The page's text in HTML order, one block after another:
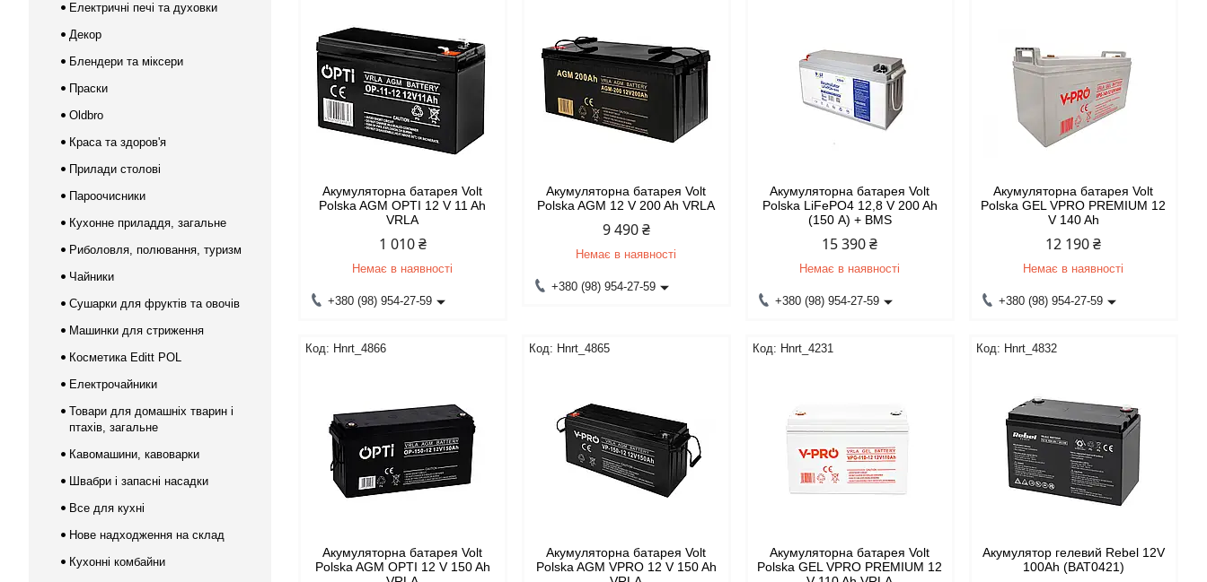
Акумуляторна батарея Volt
Polska AGM OPTI 12 V 11 Ah
VRLA
1 010 ₴
Немає в наявності
+380 (98) 954-27-59
Акумуляторна батарея Volt
Polska AGM 12 V 200 Ah VRLA
9 490 ₴
Немає в наявності
+380 (98) 954-27-59
Акумуляторна батарея Volt
Polska LiFePO4 12,8 V 200 Ah
(150 А) + BMS
15 390 ₴
Немає в наявності
+380 (98) 954-27-59
Акумуляторна батарея Volt
Polska GEL VPRO PREMIUM 12
V 140 Ah
12 190 ₴
Немає в наявності
+380 (98) 954-27-59
Hnrt_4866
Акумуляторна батарея Volt
Polska AGM OPTI 12 V 150 Ah
Hnrt_4865
Акумуляторна батарея Volt
Polska AGM VPRO 12 V 150 Ah
Hnrt_4231
Акумуляторна батарея Volt
Polska GEL VPRO PREMIUM 12
Hnrt_4832
Акумулятор гелевий Rebel 12V
100Ah (BAT0421)
Електричні печі та духовки
Декор
Блендери та міксери
Праски
Oldbro
Краса та здоров'я
Прилади столові
Пароочисники
Кухонне приладдя, загальне
Риболовля, полювання, туризм
Чайники
Сушарки для фруктів та овочів
Машинки для стриження
Косметика Editt POL
Електрочайники
Товари для домашніх тварин і
птахів, загальне
Кавомашини, кавоварки
Швабри і запасні насадки
Все для кухні
Нове надходження на склад
Кухонні комбайни